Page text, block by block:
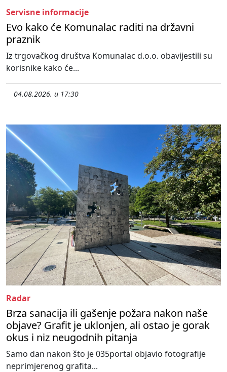
Servisne informacije
Evo kako će Komunalac raditi na državni
praznik
Iz trgovačkog društva Komunalac d.o.o. obavijestili su
korisnike kako će...
04.08.2026. u 17:30
Radar
Brza sanacija ili gašenje požara nakon naše
objave? Grafit je uklonjen, ali ostao je gorak
okus i niz neugodnih pitanja
Samo dan nakon što je 035portal objavio fotografije
neprimjerenog grafita...